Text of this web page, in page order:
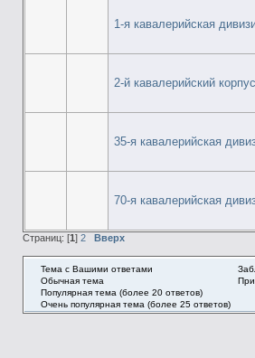
1-я кавалерийская
2-й кавалерийский
35-я кавалерийская
70-я кавалерийская
Страниц: [1] 2 Вверх
Тема с Вашими ответами
Обычная тема
Популярная тема (более 20 ответов)
Очень популярная тема (более 25 ответов)